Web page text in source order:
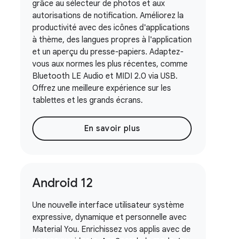
grâce au sélecteur de photos et aux
autorisations de notification. Améliorez la
productivité avec des icônes d'applications
à thème, des langues propres à l'application
et un aperçu du presse-papiers. Adaptez-
vous aux normes les plus récentes, comme
Bluetooth LE Audio et MIDI 2.0 via USB.
Offrez une meilleure expérience sur les
tablettes et les grands écrans.
En savoir plus
Android 12
Une nouvelle interface utilisateur système
expressive, dynamique et personnelle avec
Material You. Enrichissez vos applis avec de